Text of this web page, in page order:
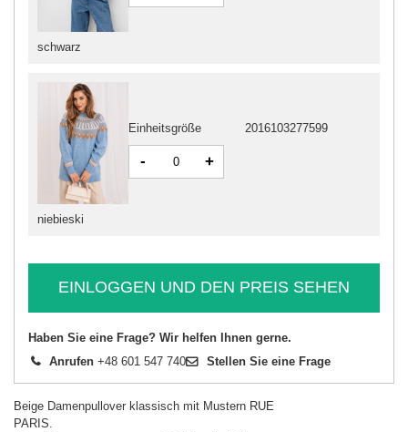
schwarz
niebieski
Einheitsgröße 2016103277599
- +
EINLOGGEN UND DEN PREIS SEHEN
Haben Sie eine Frage? Wir helfen Ihnen gerne.
Anrufen +48 601 547 740 Stellen Sie eine Frage
Beige Damenpullover klassisch mit Mustern RUE
PARIS.